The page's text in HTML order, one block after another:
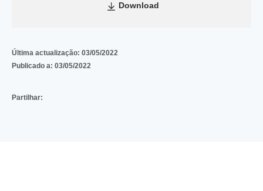
Download
Última actualização: 03/05/2022
Publicado a: 03/05/2022
Partilhar: